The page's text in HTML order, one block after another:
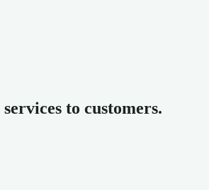
to customers.